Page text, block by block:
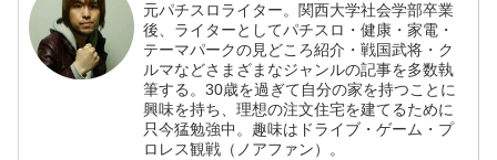
元パチスロライター。関西大学社会学部卒業
後、ライターとしてパチスロ・健康・家電・
テーマパークの見どころ紹介・戦国武将・ク
ルマなどさまざまなジャンルの記事を多数執
筆する。30歳を過ぎて自分の家を持つことに
興味を持ち、理想の注文住宅を建てるために
只今猛勉強中。趣味はドライブ・ゲーム・プ
ロレス観戦（ノアファン）。